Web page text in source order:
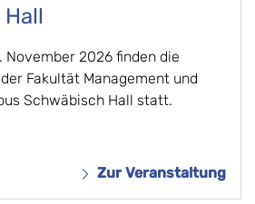
November 2026 finden die
Fakultät Management und
Schwäbisch Hall statt.
Zur Veranstaltung